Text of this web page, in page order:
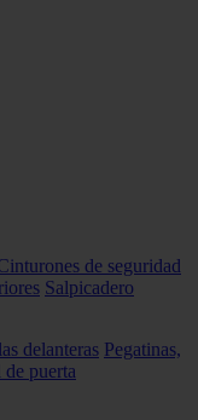
de seguridad
Salpicadero
delanteras Pegatinas,
de puerta